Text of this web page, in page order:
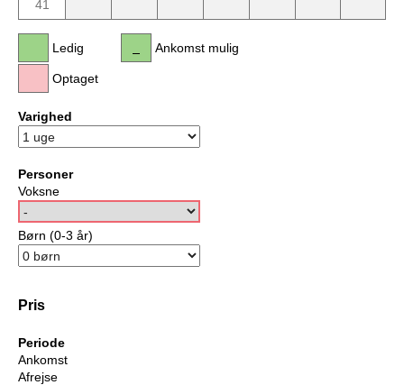
41
Ledig
Optaget
Ankomst mulig
Varighed
Personer
Voksne
Børn (0-3 år)
Pris
Periode
Ankomst
Afrejse